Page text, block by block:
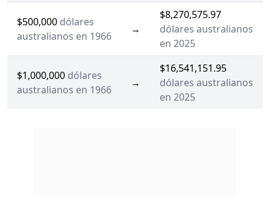
$500,000 dólares
australianos en 1966
→
$8,270,575.97
dólares australianos
en 2025
$1,000,000 dólares
australianos en 1966
→
$16,541,151.95
dólares australianos
en 2025